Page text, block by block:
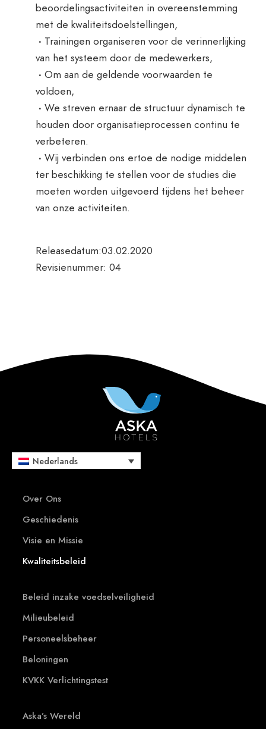
beoordelingsactiviteiten in overeenstemming
met de kwaliteitsdoelstellingen,
· Trainingen organiseren voor de verinnerlijking
van het systeem door de medewerkers,
· Om aan de geldende voorwaarden te
voldoen,
· We streven ernaar de structuur dynamisch te
houden door organisatieprocessen continu te
verbeteren.
· Wij verbinden ons ertoe de nodige middelen
ter beschikking te stellen voor de studies die
moeten worden uitgevoerd tijdens het beheer
van onze activiteiten.
Releasedatum:03.02.2020
Revisienummer: 04
Nederlands
Over Ons
Geschiedenis
Visie en Missie
Kwaliteitsbeleid
Beleid inzake voedselveiligheid
Milieubeleid
Personeelsbeheer
Beloningen
KVKK Verlichtingstest
Aska’s Wereld